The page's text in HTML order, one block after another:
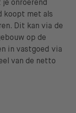
onroerend
koopt met als
Dit kan via de
op de
in vastgoed via
van de netto